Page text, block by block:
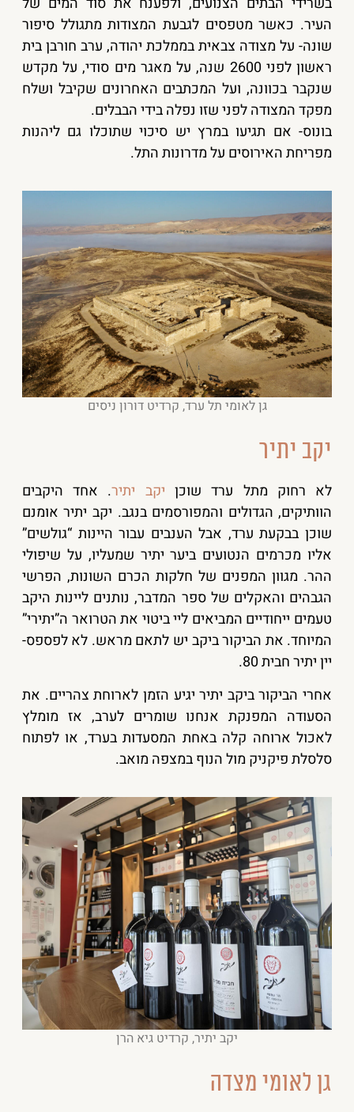
העיר. כאשר מטפסים לגבעת המצודות מתגולל סיפור
שונה- על מצודה צבאית בממלכת יהודה, ערב חורבן בית
ראשון לפני 2600 שנה, על מאגר מים סודי, על מקדש
שנקבר בכוונה, ועל המכתבים האחרונים שקיבל ושלח
מפקד המצודה לפני שזו נפלה בידי הבבלים.
בונוס- אם תגיעו במרץ יש סיכוי שתוכלו גם ליהנות
מפריחת האירוסים על מדרונות התל.
גן לאומי תל ערד, קרדיט דורון ניסים
יקב יתיר
לא רחוק מתל ערד שוכן יקב יתיר. אחד היקבים
הוותיקים, הגדולים והמפורסמים בנגב. יקב יתיר אומנם
שוכן בבקעת ערד, אבל הענבים עבור היינות “גולשים”
אליו מכרמים הנטועים ביער יתיר שמעליו, על שיפולי
ההר. מגוון המפנים של חלקות הכרם השונות, הפרשי
הגבהים והאקלים של ספר המדבר, נותנים ליינות היקב
טעמים ייחודיים המביאים ליי ביטוי את הטרואר ה”יתירי”
המיוחד. את הביקור ביקב יש לתאם מראש. לא לפספס-
יין יתיר חבית 80.
אחרי הביקור ביקב יתיר יגיע הזמן לארוחת צהריים. את
הסעודה המפנקת אנחנו שומרים לערב, אז מומלץ
לאכול ארוחה קלה באחת המסעדות בערד, או לפתוח
סלסלת פיקניק מול הנוף במצפה מואב.
יקב יתיר, קרדיט גיא הרן
גן לאומי מצדה